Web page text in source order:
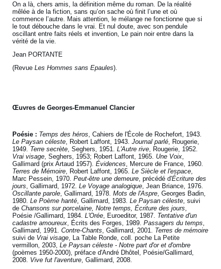
On a là, chers amis, la définition même du roman. De la réalité
mêlée à de la fiction, sans qu’on sache où finit l’une et où
commence l’autre. Mais attention, le mélange ne fonctionne que si
le tout débouche dans le vrai. Et nul doute, avec son pendule
oscillant entre faits réels et invention, Le pain noir entre dans la
vérité de la vie.
Jean PORTANTE
(RevueLes Hommes sans Epaules).
Œuvres de Georges-Emmanuel Clancier
Poésie : Temps des héros, Cahiers de l'École de Rochefort, 1943.
Le Paysan céleste, Robert Laffont, 1943.Journal parlé, Rougerie,
1949. Terre secrète, Seghers, 1951.L'Autre rive, Rougerie, 1952.
Vrai visage, Seghers, 1953; Robert Laffont, 1965. Une Voix,
Gallimard (prix Artaud 1957).Évidences, Mercure de France, 1960.
Terres de Mémoire, Robert Laffont, 1965.Le Siècle et l'espace,
Marc Pessein, 1970.Peut-être une demeure, précédé d'Écriture des
jours, Gallimard, 1972.Le Voyage analogique, Jean Briance, 1976.
Oscillante parole, Gallimard, 1978.Mots de l'Aspre, Georges Badin,
1980.Le Poème hanté, Gallimard, 1983.Le Paysan céleste, suivi
deChansons sur porcelaine, Notre temps, Écriture des jours,
Poésie /Gallimard, 1984.L'Orée, Euroeditor, 1987. Tentative d'un
cadastre amoureux, Écrits des Forges, 1989.Passagers du temps,
Gallimard, 1991.Contre-Chants, Gallimard, 2001. Terres de mémoire
suivi de Vrai visage, La Table Ronde, coll. poche La Petite
vermillon, 2003,Le Paysan céleste - Notre part d'or et d'ombre
(poèmes 1950-2000), préface d'André Dhôtel, Poésie/Gallimard,
2008. Vive fut l'aventure, Gallimard, 2008.